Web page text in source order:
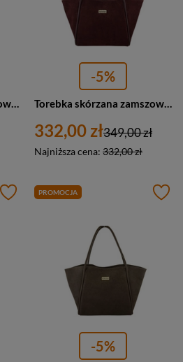
-5%
332,00 zł
Najniższa cena: 332,00 zł
349,00 zł
PROMOCJA
-5%